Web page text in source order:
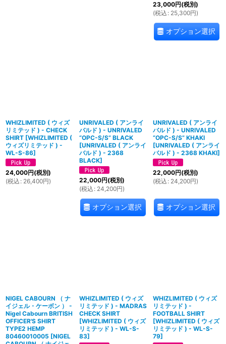
23,000円(税別)
(税込 : 25,300円)
オプション選択
WHIZLIMITED ( ウィズ
リミテッド ) - CHECK
SHIRT [WHIZLIMITED (
ウィズリミテッド ) -
WL-S-86]
24,000円(税別)
(税込 : 26,400円)
UNRIVALED ( アンライ
バルド ) - UNRIVALED
“OPC-S/S” BLACK
[UNRIVALED ( アンライ
バルド ) - 2368
BLACK]
22,000円(税別)
(税込 : 24,200円)
オプション選択
UNRIVALED ( アンライ
バルド ) - UNRIVALED
“OPC-S/S” KHAKI
[UNRIVALED ( アンライ
バルド ) - 2368 KHAKI]
22,000円(税別)
(税込 : 24,200円)
オプション選択
NIGEL CABOURN （ ナ
イジェル・ケーボン ） -
Nigel Cabourn BRITISH
OFFICER'S SHIRT
TYPE2 HEMP
80460010005 [NIGEL
WHIZLIMITED ( ウィズ
リミテッド ) - MADRAS
CHECK SHIRT
[WHIZLIMITED ( ウィズ
リミテッド ) - WL-S-
83]
WHIZLIMITED ( ウィズ
リミテッド ) -
FOOTBALL SHIRT
[WHIZLIMITED ( ウィズ
リミテッド ) - WL-S-
79]